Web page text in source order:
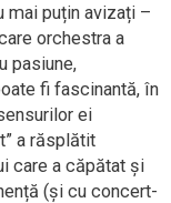
mai puțin avizați –
orchestra a
pasiune,
fi fascinantă, în
ei
a răsplătit
care a căpătat și
(și cu concert-